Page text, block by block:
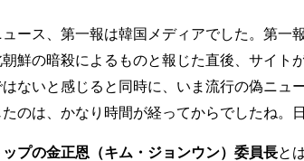
ース、第一報は韓国メディアでした。第一
鮮の暗殺によるものと報じた直後、サイト
ないと感じると同時に、いま流行の偽ニュ
のは、かなり時間が経ってからでしたね。
プの金正恩（キム・ジョンウン）委員長と